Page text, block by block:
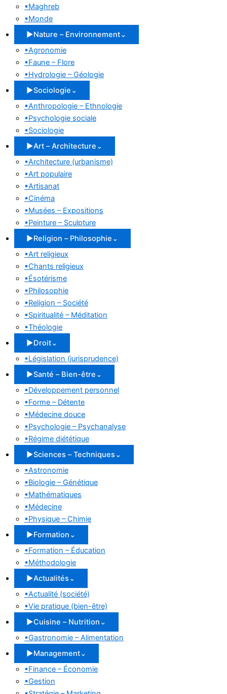
▪Maghreb
▪Monde
▶Nature – Environnement⌄
▪Agronomie
▪Faune – Flore
▪Hydrologie – Géologie
▶Sociologie ⌄
▪Anthropologie – Ethnologie
▪Psychologie sociale
▪Sociologie
▶Art – Architecture ⌄
▪Architecture (urbanisme)
▪Art populaire
▪Artisanat
▪Cinéma
▪Musées – Expositions
▪Peinture – Sculpture
▶Religion – Philosophie ⌄
▪Art religieux
▪Chants religieux
▪Ésotérisme
▪Philosophie
▪Religion – Société
▪Spiritualité – Méditation
▪Théologie
▶Droit⌄
▪Législation (jurisprudence)
▶Santé – Bien-être ⌄
▪Développement personnel
▪Forme – Détente
▪Médecine douce
▪Psychologie – Psychanalyse
▪Régime diététique
▶Sciences – Techniques ⌄
▪Astronomie
▪Biologie – Génétique
▪Mathématiques
▪Médecine
▪Physique – Chimie
▶Formation ⌄
▪Formation – Éducation
▪Méthodologie
▶Actualités ⌄
▪Actualité (société)
▪Vie pratique (bien-être)
▶Cuisine – Nutrition ⌄
▪Gastronomie – Alimentation
▶Management⌄
▪Finance – Économie
▪Gestion